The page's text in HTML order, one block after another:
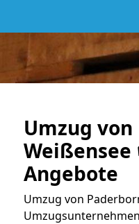
Umzug
Weißensee
Angebote
Umzug von